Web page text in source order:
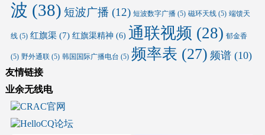
波 (38) 短波广播 (12) 短波数字广播(5) 磁环天线(5) 端馈天
线(5) 红旗渠(7) 红旗渠精神 (6) 通联视频 (28) 郁金香
(5) 野外通联(5) 韩国国际广播电台 (5) 频率表 (27) 频谱(10)
友情链接
业余无线电